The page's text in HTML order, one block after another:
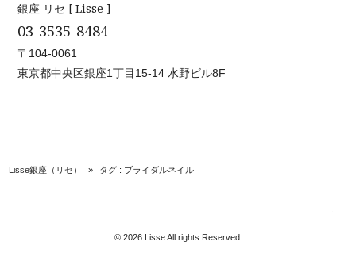
銀座 リセ [ Lisse ]
03-3535-8484
〒104-0061
東京都中央区銀座1丁目15-14 水野ビル8F
Lisse銀座（リセ） » タグ : ブライダルネイル
© 2026 Lisse All rights Reserved.